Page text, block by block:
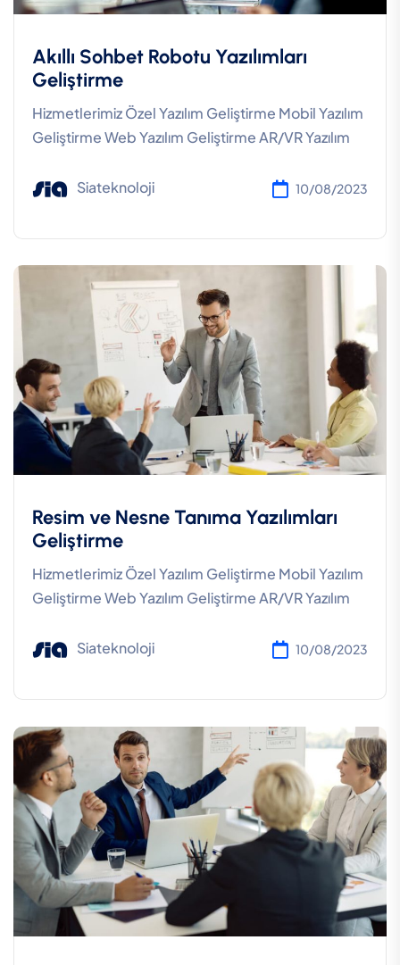
Akıllı Sohbet Robotu Yazılımları
Geliştirme
Hizmetlerimiz Özel Yazılım Geliştirme Mobil Yazılım
Geliştirme Web Yazılım Geliştirme AR/VR Yazılım
Siateknoloji 10/08/2023
Resim ve Nesne Tanıma Yazılımları
Geliştirme
Hizmetlerimiz Özel Yazılım Geliştirme Mobil Yazılım
Geliştirme Web Yazılım Geliştirme AR/VR Yazılım
Siateknoloji 10/08/2023